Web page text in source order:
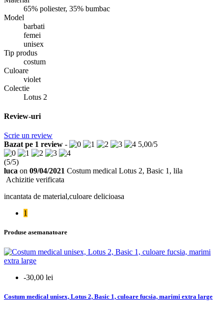
65% poliester, 35% bumbac
Model
barbati
femei
unisex
Tip produs
costum
Culoare
violet
Colectie
Lotus 2
Review-uri
Scrie un review
Bazat pe 1 review - 5,00/5
(5/5)
luca on 09/04/2021 Costum medical Lotus 2, Basic 1, lila
Achizitie verificata
incantata de material,culoare delicioasa
1
Produse asemanatoare
-30,00 lei
Costum medical unisex, Lotus 2, Basic 1, culoare fucsia, marimi extra large